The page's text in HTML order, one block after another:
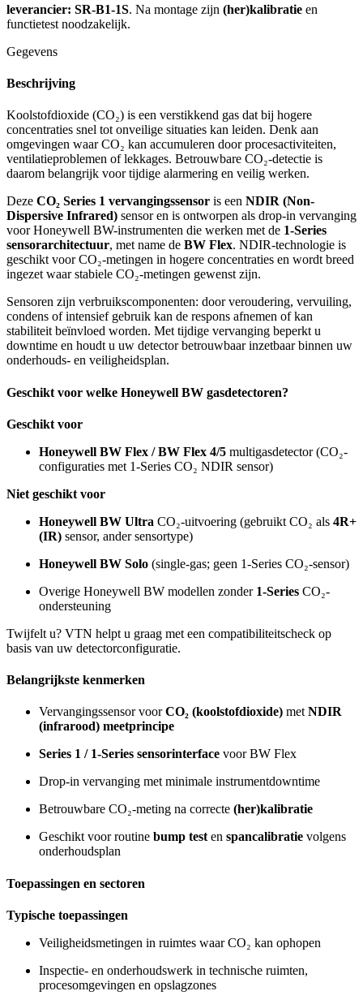
leverancier: SR-B1-1S. Na montage zijn (her)kalibratie en
functietest noodzakelijk.
Gegevens
Beschrijving
Koolstofdioxide (CO₂) is een verstikkend gas dat bij hogere
concentraties snel tot onveilige situaties kan leiden. Denk aan
omgevingen waar CO₂ kan accumuleren door procesactiviteiten,
ventilatieproblemen of lekkages. Betrouwbare CO₂-detectie is
daarom belangrijk voor tijdige alarmering en veilig werken.
Deze CO₂ Series 1 vervangingssensor is een NDIR (Non-
Dispersive Infrared) sensor en is ontworpen als drop-in vervanging
voor Honeywell BW-instrumenten die werken met de 1-Series
sensorarchitectuur, met name de BW Flex. NDIR-technologie is
geschikt voor CO₂-metingen in hogere concentraties en wordt breed
ingezet waar stabiele CO₂-metingen gewenst zijn.
Sensoren zijn verbruikscomponenten: door veroudering, vervuiling,
condens of intensief gebruik kan de respons afnemen of kan
stabiliteit beïnvloed worden. Met tijdige vervanging beperkt u
downtime en houdt u uw detector betrouwbaar inzetbaar binnen uw
onderhouds- en veiligheidsplan.
Geschikt voor welke Honeywell BW gasdetectoren?
Geschikt voor
Honeywell BW Flex / BW Flex 4/5 multigasdetector (CO₂-
configuraties met 1-Series CO₂ NDIR sensor)
Niet geschikt voor
Honeywell BW Ultra CO₂-uitvoering (gebruikt CO₂ als 4R+
(IR) sensor, ander sensortype)
Honeywell BW Solo (single-gas; geen 1-Series CO₂-sensor)
Overige Honeywell BW modellen zonder 1-Series CO₂-
ondersteuning
Twijfelt u? VTN helpt u graag met een compatibiliteitscheck op
basis van uw detectorconfiguratie.
Belangrijkste kenmerken
Vervangingssensor voorCO₂ (koolstofdioxide) met NDIR
(infrarood) meetprincipe
Series 1 / 1-Series sensorinterface voor BW Flex
Drop-in vervanging met minimale instrumentdowntime
Betrouwbare CO₂-meting na correcte (her)kalibratie
Geschikt voor routine bump test en spancalibratie volgens
onderhoudsplan
Toepassingen en sectoren
Typische toepassingen
Veiligheidsmetingen in ruimtes waar CO₂ kan ophopen
Inspectie- en onderhoudswerk in technische ruimten,
procesomgevingen en opslagzones